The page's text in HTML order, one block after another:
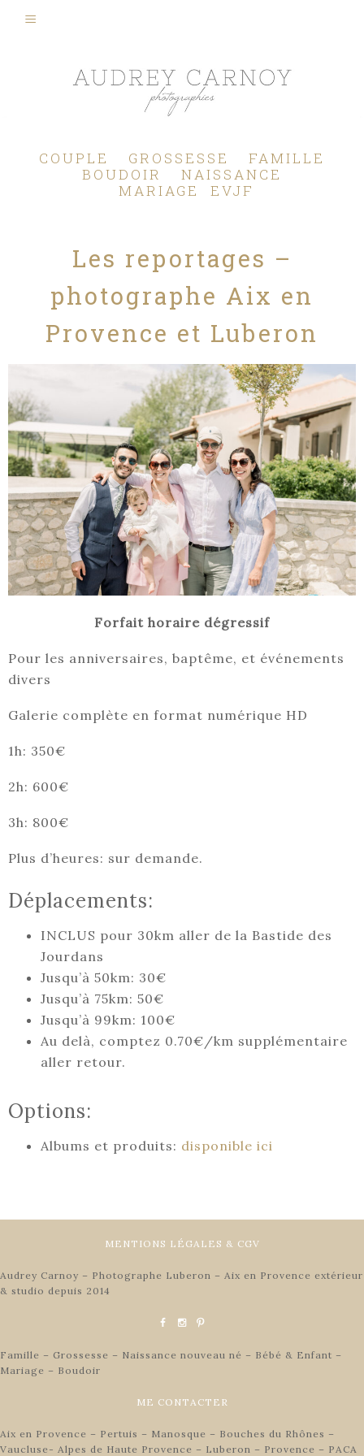
COUPLE GROSSESSE
FAMILLE
BOUDOIR
NAISSANCE
MARIAGE
EVJF
Les reportages –
photographe Aix en
Provence et Luberon
Forfait horaire dégressif
Pour les anniversaires, baptême, et événements
divers
Galerie complète en format numérique HD
1h: 350€
2h: 600€
3h: 800€
Plus d’heures: sur demande.
Déplacements:
INCLUS pour 30km aller de la Bastide des
Jourdans
Jusqu’à 50km: 30€
Jusqu’à 75km: 50€
Jusqu’à 99km: 100€
Au delà, comptez 0.70€/km supplémentaire
aller retour.
Options:
Albums et produits: disponible ici
MENTIONS LÉGALES & CGV
Audrey Carnoy – Photographe Luberon – Aix en Provence extérieur
& studio depuis 2014
Famille – Grossesse – Naissance nouveau né – Bébé & Enfant –
Mariage – Boudoir
ME CONTACTER
Aix en Provence – Pertuis – Manosque – Bouches du Rhônes –
Vaucluse- Alpes de Haute Provence – Luberon – Provence – PACA